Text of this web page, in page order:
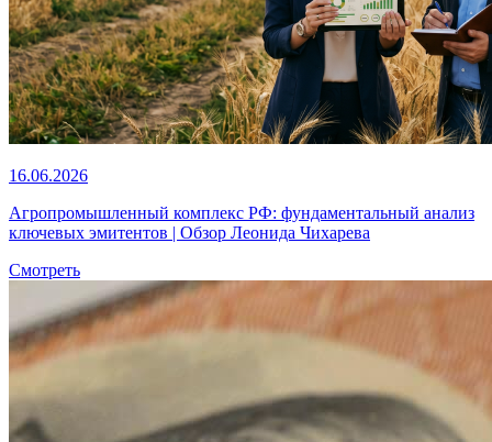
16.06.2026
Агропромышленный комплекс РФ: фундаментальный анализ
ключевых эмитентов | Обзор Леонида Чихарева
Смотреть